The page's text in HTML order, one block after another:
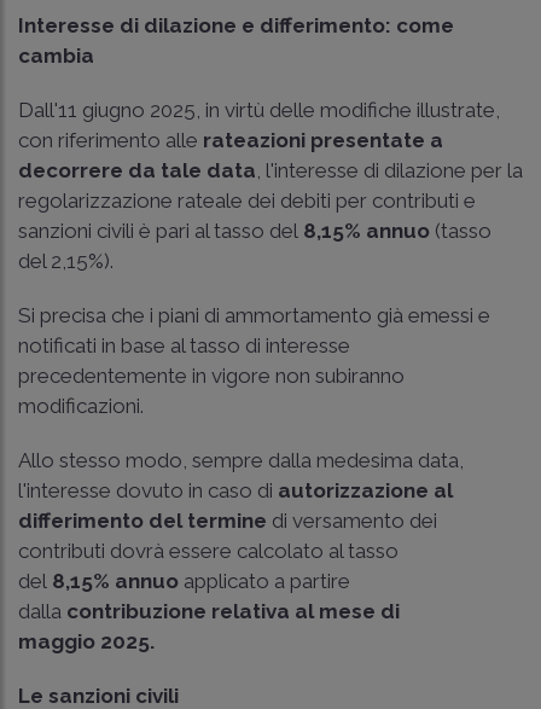
Interesse di dilazione e differimento: come
cambia
Dall'11 giugno 2025, in virtù delle modifiche illustrate,
con riferimento alle rateazioni presentate a
decorrere da tale data , l'interesse di dilazione per la
regolarizzazione rateale dei debiti per contributi e
sanzioni civili è pari al tasso del 8,15% annuo (tasso
del 2,15%).
Si precisa che i piani di ammortamento già emessi e
notificati in base al tasso di interesse
precedentemente in vigore non subiranno
modificazioni.
Allo stesso modo, sempre dalla medesima data,
l'interesse dovuto in caso di autorizzazione al
differimento del termine di versamento dei
contributi dovrà essere calcolato al tasso
del 8,15% annuo applicato a partire
dalla contribuzione relativa al mese di
maggio 2025.
Le sanzioni civili